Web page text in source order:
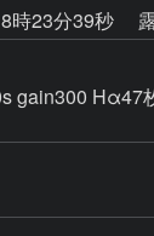
時23分39秒
gain300